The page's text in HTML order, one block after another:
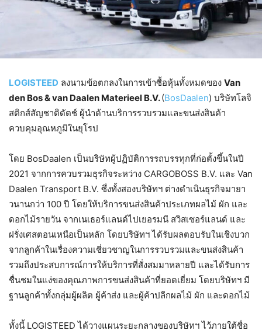
LOGISTEED ลงนามข้อตกลงในการเข้าซื้อหุ้นทั้งหมดของ Van
den Bos & van Daalen Materieel B.V.(BosDaalen) บริษัทโลจิ
สติกส์สัญชาติดัตช์ ผู้นำด้านบริการรวบรวมและขนส่งสินค้า
ควบคุมอุณหภูมิในยุโรป
โดย BosDaalen เป็นบริษัทผู้ปฏิบัติการรถบรรทุกที่ก่อตั้งขึ้นในปี
2021 จากการควบรวมธุรกิจระหว่าง CARGOBOSS B.V. และ Van
Daalen Transport B.V. ซึ่งทั้งสองบริษัทฯ ต่างดำเนินธุรกิจมายา
วนานกว่า 100 ปี โดยให้บริการขนส่งสินค้าประเภทผลไม้ ผัก และ
ดอกไม้รายวัน จากเนเธอร์แลนด์ไปเยอรมนี สวิสเซอร์แลนด์ และ
ฝรั่งเศสตอนเหนือเป็นหลัก โดยบริษัทฯ ได้รับผลตอบรับในเชิงบวก
จากลูกค้าในเรื่องความเชี่ยวชาญในการรวบรวมและขนส่งสินค้า
รวมถึงประสบการณ์การให้บริการที่สั่งสมมาหลายปี และได้รับการ
ชื่นชมในแง่ของคุณภาพการขนส่งสินค้าที่ยอดเยี่ยม โดยบริษัทฯ มี
ฐานลูกค้าทั้งกลุ่มผู้ผลิต ผู้ค้าส่ง และผู้ค้าปลีกผลไม้ ผัก และดอกไม้
ทั้งนี้ LOGISTEED ได้วางแผนระยะกลางของบริษัทฯ ไว้ภายใต้ชื่อ